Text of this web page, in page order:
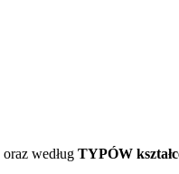
oraz według TYPÓW